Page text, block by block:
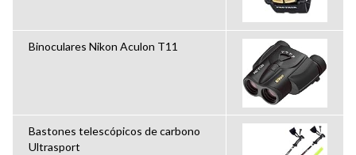
Binoculares Nikon Aculon T11
Bastones telescópicos de carbono
Ultrasport